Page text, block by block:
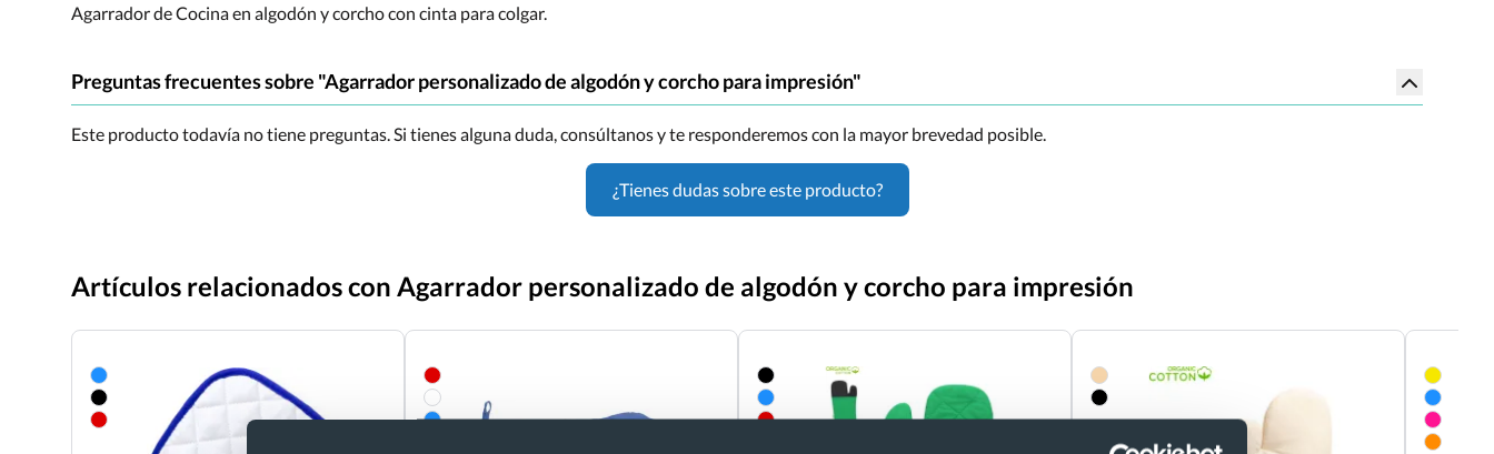
Agarrador de Cocina en algodón y corcho con cinta para colgar.
Preguntas frecuentes sobre "Agarrador personalizado de algodón y corcho para impresión"
Este producto todavía no tiene preguntas. Si tienes alguna duda, consúltanos y te responderemos con la mayor brevedad posible.
¿Tienes dudas sobre este producto?
Artículos relacionados con Agarrador personalizado de algodón y corcho para impresión